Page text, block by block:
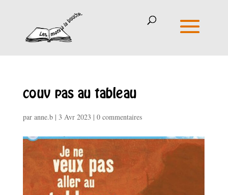
couv pas au tableau
par anne.b| 3 Avr 2023 | 0 commentaires